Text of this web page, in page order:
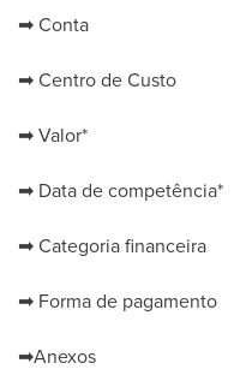
➡Conta
➡Centro de Custo
➡Valor*
➡ Data de competência*
➡Categoria financeira
➡ Forma de pagamento
➡Anexos